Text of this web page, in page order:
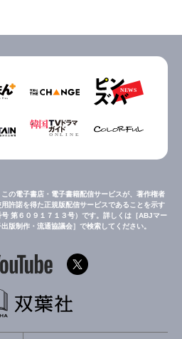
この電子書店・電子書籍配信サービスが、著作権者
許諾を得た正規版配信サービスであることを示す
第６０９１７１３号）です。詳しくは［ABJマー
版制作・流通協議会］で検索してください。